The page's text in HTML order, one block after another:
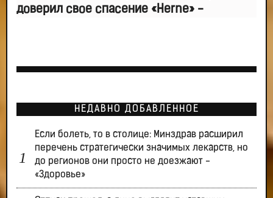
доверил свое спасение «Herne» -
НЕДАВНО ДОБАВЛЕННОЕ
Если болеть, то в столице: Минздрав расширил
перечень стратегически значимых лекарств, но
до регионов они просто не доезжают -
«Здоровье»